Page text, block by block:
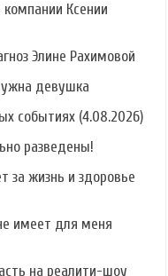
Ксении
Элине Рахимовой
девушка
событиях (4.08.2026)
разведены!
за жизнь и здоровье
имеет для меня
на реалити-шоу